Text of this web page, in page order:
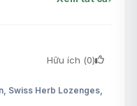
Hữu ích (0)
Swiss Herb Lozenges,